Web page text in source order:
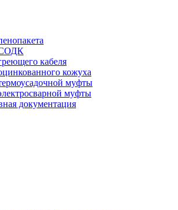
кабеля
кожуха
муфты
муфты
документация